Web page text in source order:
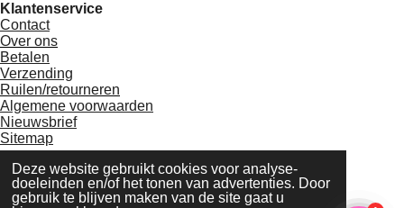
Deze website gebruikt cookies voor analyse-
doeleinden en/of het tonen van advertenties. Door
gebruik te blijven maken van de site gaat u
Klantenservice
Contact
Over ons
Betalen
Verzending
Ruilen/retourneren
Algemene voorwaarden
Nieuwsbrief
Sitemap